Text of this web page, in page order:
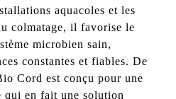
aquacoles et les
colmatage, il favorise le
microbien sain,
constantes et fiables. De
Cord est conçu pour une
qui en fait une solution